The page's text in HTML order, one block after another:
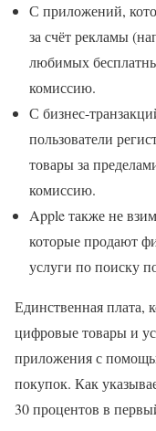
С приложений,
за счёт рекламы
любимых
комиссию.
С бизнес-
пользователи
товары за
комиссию.
Apple также не
которые продают
услуги по поиску
Единственная плата,
цифровые товары и
приложения с
покупок. Как
30 процентов в